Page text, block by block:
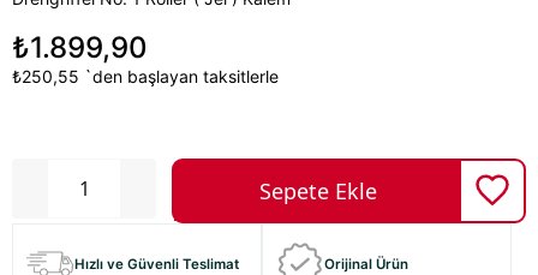
₺1.899,90
₺250,55 `den başlayan taksitlerle
Hızlı ve Güvenli Teslimat Orijinal Ürün